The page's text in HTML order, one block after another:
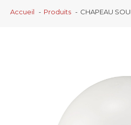
Accueil Produits CHAPEAU